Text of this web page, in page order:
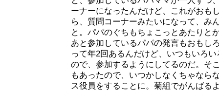
ーナーになったんだけど、これがおも
ら、質問コーナーみたいになって、み
と。パパのぐちもちょこっとあたりと
あと参加しているパパの発言もおもし
って年2回あるんだけど、いつもいろ
ので、参加するようにしてるのだ。そ
もあったので、いつかしなくちゃなら
ス役員をすることに。菊組でがんばる